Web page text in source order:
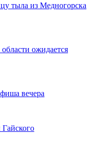
тыла из Медногорска
ожидается
вечера